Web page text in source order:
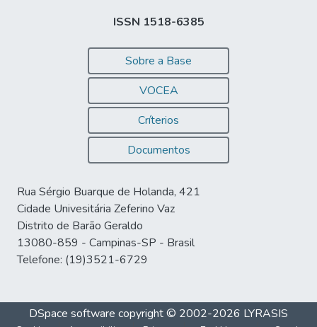
ISSN 1518-6385
Sobre a Base
VOCEA
Críterios
Documentos
Rua Sérgio Buarque de Holanda, 421
Cidade Univesitária Zeferino Vaz
Distrito de Barão Geraldo
13080-859 - Campinas-SP - Brasil
Telefone: (19)3521-6729
DSpace software copyright © 2002-2026 LYRASIS